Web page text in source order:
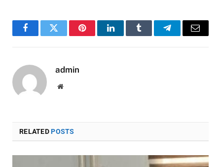
FacebookTwitter PinterestLinkedInTumblr TelegramEmail
admin
Website
RELATEDPOSTS